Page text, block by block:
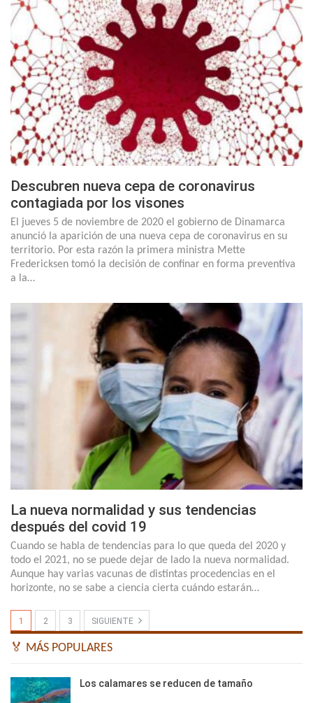
Descubren nueva cepa de coronavirus
contagiada por los visones
El jueves 5 de noviembre de 2020 el gobierno de Dinamarca
anunció la aparición de una nueva cepa de coronavirus en su
territorio. Por esta razón la primera ministra Mette
Fredericksen tomó la decisión de confinar en forma preventiva
a la…
La nueva normalidad y sus tendencias
después del covid 19
Cuando se habla de tendencias para lo que queda del 2020 y
todo el 2021, no se puede dejar de lado la nueva normalidad.
Aunque hay varias vacunas de distintas procedencias en el
horizonte, no se sabe a ciencia cierta cuándo estarán…
1 2 3 SIGUIENTE
🏅 MÁS POPULARES
Los calamares se reducen de tamaño